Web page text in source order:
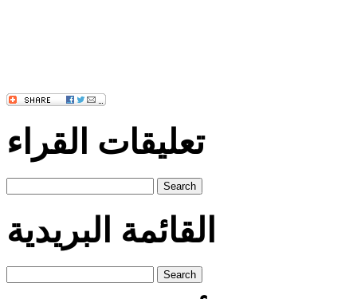
تعليقات القراء
Search
القائمة البريدية
Search